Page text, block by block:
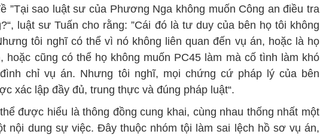
”Tại sao luật sư của Phương Nga không muốn Công an điều tra
luật sư Tuấn cho rằng: ”Cái đó là tư duy của bên họ tôi không
tôi nghĩ có thể vì nó không liên quan đến vụ án, hoặc là họ
hoặc cũng có thể họ không muốn PC45 làm mà cố tình làm khó
chỉ vụ án. Nhưng tôi nghĩ, mọi chứng cứ pháp lý của bên
xác lập đầy đủ, trung thực và đúng pháp luật“.
được hiểu là thông đồng cung khai, cùng nhau thống nhất một
nội dung sự việc. Đây thuộc nhóm tội làm sai lệch hồ sơ vụ án,